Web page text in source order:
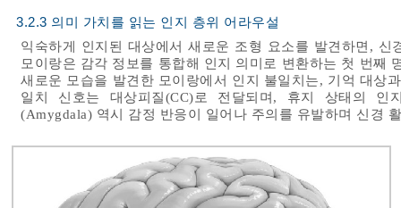
3.2.3 의미 가치를 읽는 인지 층위 어라우설
익숙하게 인지된 대상에서 새로운 조형 요소를 발견하면,
모이랑은 감각 정보를 통합해 인지 의미로 변환하는 첫 번째
새로운 모습을 발견한 모이랑에서 인지 불일치는, 기억 대상
일치 신호는 대상피질(CC)로 전달되며, 휴지 상태의
(Amygdala) 역시 감정 반응이 일어나 주의를 유발하며 신경